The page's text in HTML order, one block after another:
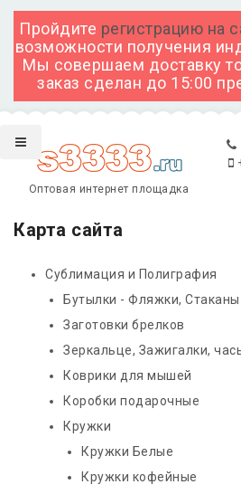
Пройдите регистрацию на
возможности получения
Мы совершаем доставку
заказ сделан до 15:00
Оптовая интернет площадка
Карта сайта
Сублимация и Полиграфия
Бутылки - Фляжки, Стаканы
Заготовки брелков
Зеркальце, Зажигалки,
Коврики для мышей
Коробки подарочные
Кружки
Кружки Белые
Кружки кофейные